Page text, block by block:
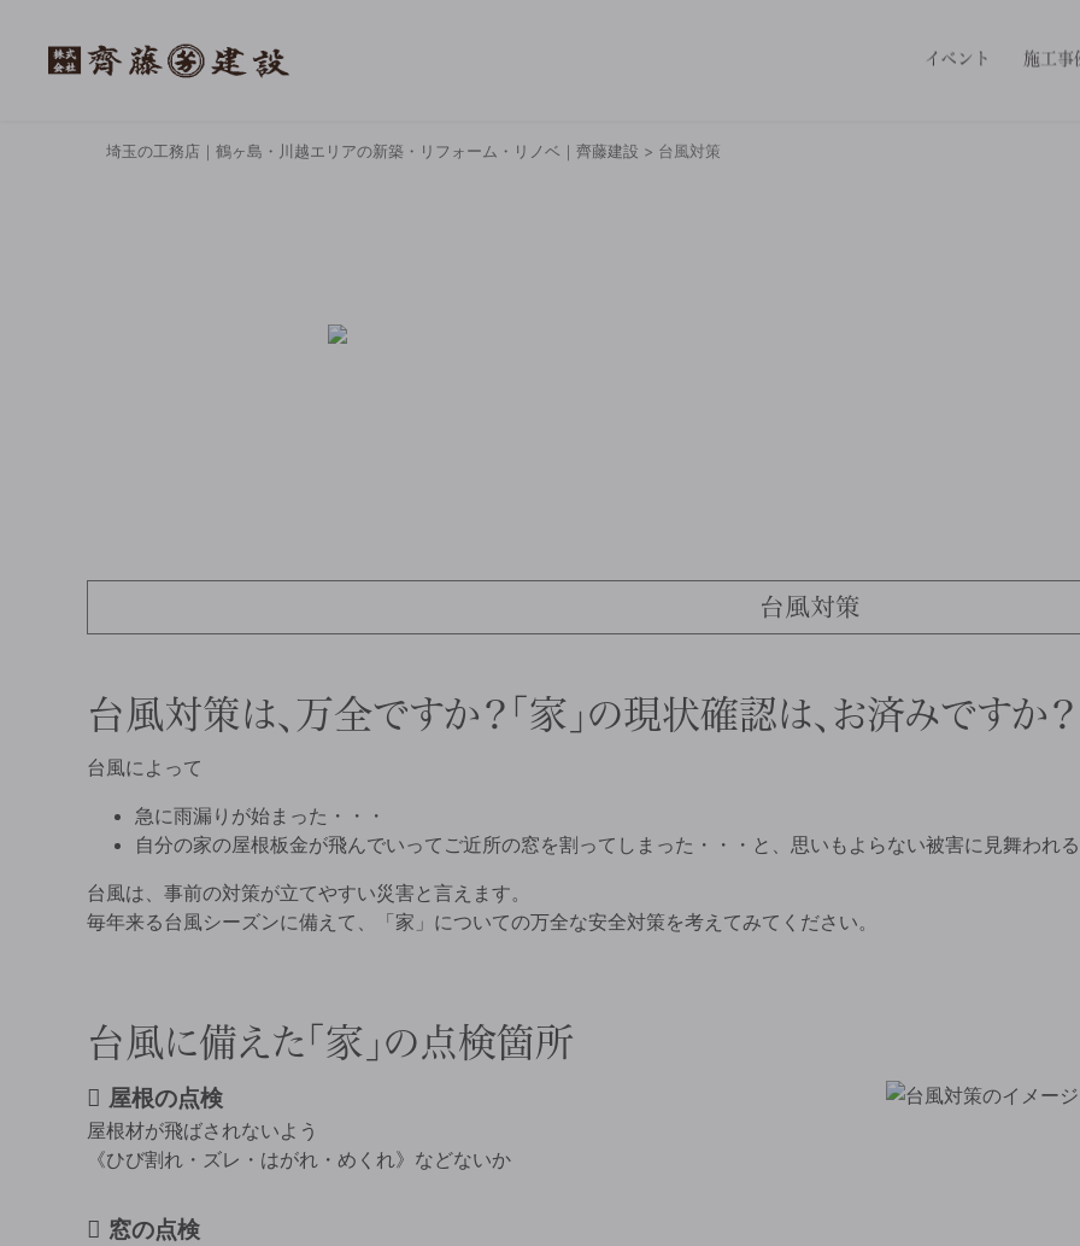
イベント 施工事
埼玉の工務店｜鶴ヶ島・川越エリアの新築・リフォーム・リノベ｜齊藤建設 > 台風対策
台風対策
台風対策は、万全ですか？「家」の現状確認は、お済みですか？
台風によって
急に雨漏りが始まった・・・
自分の家の屋根板金が飛んでいってご近所の窓を割ってしまった・・・と、思いもよらない被害に見舞われる
台風は、事前の対策が立てやすい災害と言えます。
毎年来る台風シーズンに備えて、「家」についての万全な安全対策を考えてみてください。
台風に備えた「家」の点検箇所
屋根の点検
屋根材が飛ばされないよう
《ひび割れ・ズレ・はがれ・めくれ》などないか
窓の点検